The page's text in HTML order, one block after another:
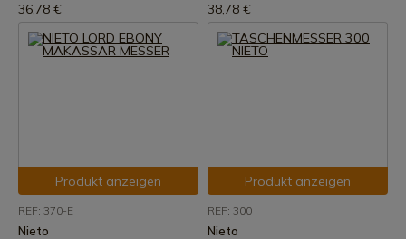
36,78 € 38,78 €
Produkt anzeigen
REF: 370-E
Nieto
Produkt anzeigen
REF: 300
Nieto